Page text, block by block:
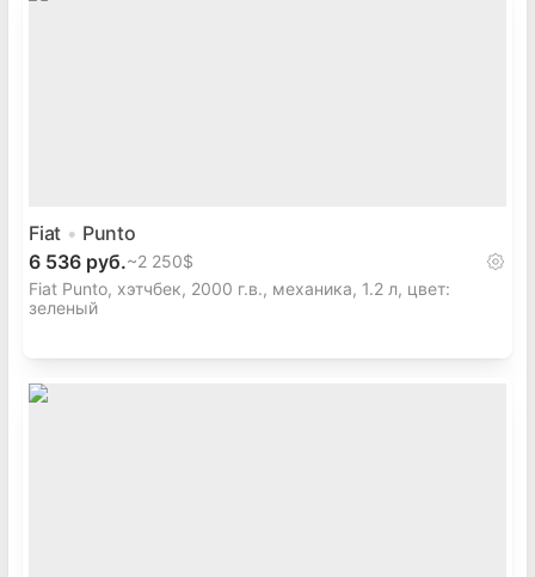
Fiat
Punto
6 536 руб.~2 250$
Fiat Punto, хэтчбек, 2000 г.в., механика, 1.2 л, цвет:
зеленый